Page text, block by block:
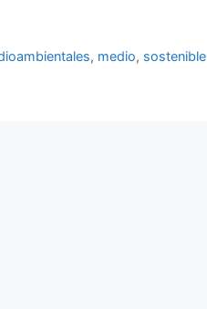
, medio, sostenible